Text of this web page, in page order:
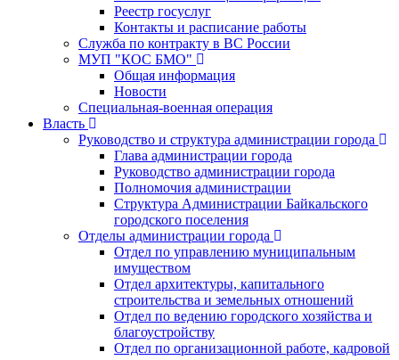
Реестр госуслуг
Контакты и расписание работы
Служба по контракту в ВС России
МУП "КОС БМО"
Общая информация
Новости
Специальная-военная операция
Власть
Руководство и структура администрации города
Глава администрации города
Руководство администрации города
Полномочия администрации
Структура Администрации Байкальского
городского поселения
Отделы администрации города
Отдел по управлению муниципальным
имуществом
Отдел архитектуры, капитального
строительства и земельных отношений
Отдел по ведению городского хозяйства и
благоустройству
Отдел по организационной работе, кадровой